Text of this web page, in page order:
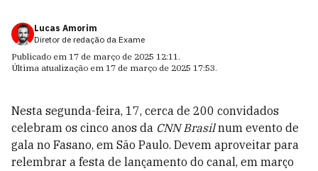
Lucas Amorim
Diretor de redação da Exame
Publicado em 17 de março de 2025 12:11.
Última atualização em 17 de março de 2025 17:53.
Nesta segunda-feira, 17, cerca de 200 convidados
celebram os cinco anos da CNN Brasilnum evento de
gala no Fasano, em São Paulo. Devem aproveitar para
relembrar a festa de lançamento do canal, em março